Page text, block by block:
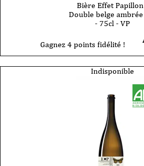
Bière Effet
Double belge
- 75cl - VP
Gagnez 4 points fidélité !
Indisponible